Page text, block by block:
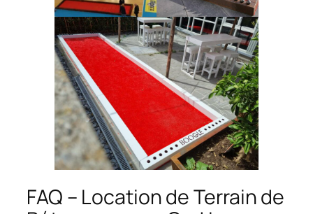
FAQ – Location de Terrain de